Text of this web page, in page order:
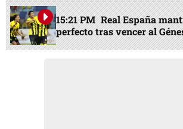
15:21 PM Real España
perfecto tras vencer al